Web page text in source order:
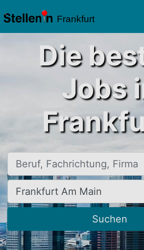
Frankfurt
Die
Jobs
Beruf, Fachrichtung, Firma
Ort, Stadt
Suchen